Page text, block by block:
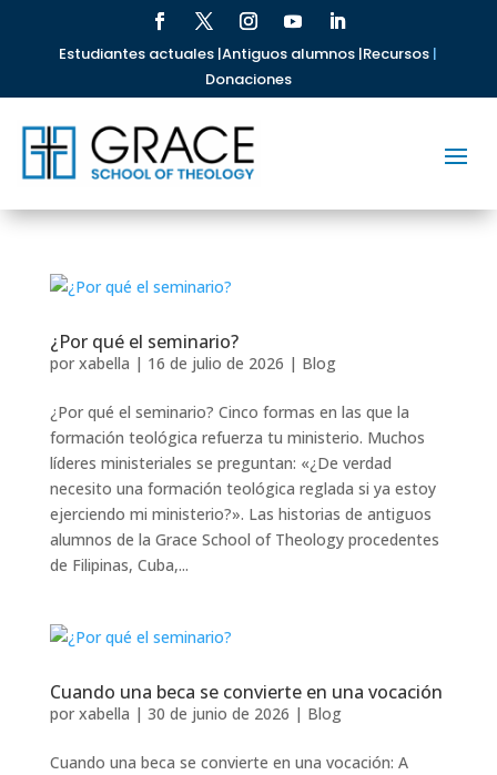
Estudiantes actuales |Antiguos alumnos |Recursos |
Donaciones
¿Por qué el seminario?
por xabella | 16 de julio de 2026 | Blog
¿Por qué el seminario? Cinco formas en las que la
formación teológica refuerza tu ministerio. Muchos
líderes ministeriales se preguntan: «¿De verdad
necesito una formación teológica reglada si ya estoy
ejerciendo mi ministerio?». Las historias de antiguos
alumnos de la Grace School of Theology procedentes
de Filipinas, Cuba,...
Cuando una beca se convierte en una vocación
por xabella | 30 de junio de 2026 | Blog
Cuando una beca se convierte en una vocación: A